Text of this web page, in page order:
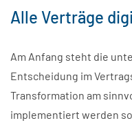
Alle Verträge
Am Anfang steht die
Entscheidung im
Transformation am
implementiert werden